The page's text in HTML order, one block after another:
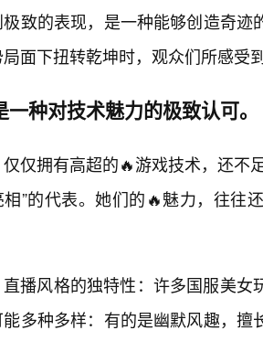
致的表现，是一种能够创造奇
面下扭转乾坤时，观众们所感受
一种对技术魅力的极致认可。
仅仅拥有高超的🔥游戏技术，还不
”的代表。她们的🔥魅力，往往
直播风格的独特性：许多国服美
多种多样：有的是幽默风趣，